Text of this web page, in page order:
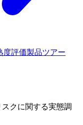
度評価製品ツアー
クに関する実態調